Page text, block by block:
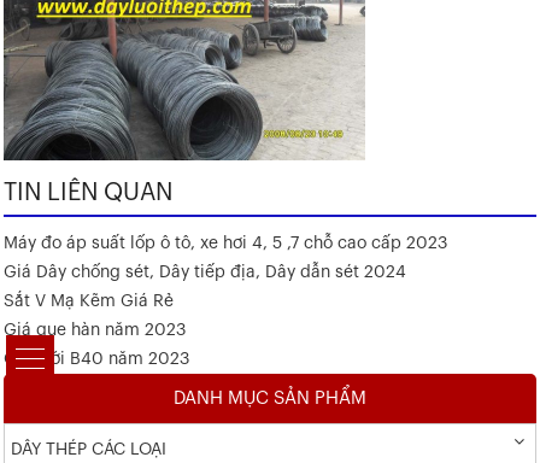
TIN LIÊN QUAN
Máy đo áp suất lốp ô tô, xe hơi 4, 5 ,7 chỗ cao cấp 2023
Giá Dây chống sét, Dây tiếp địa, Dây dẫn sét 2024
Sắt V Mạ Kẽm Giá Rẻ
Giá que hàn năm 2023
Giá lưới B40 năm 2023
DANH MỤC SẢN PHẨM
DÂY THÉP CÁC LOẠI